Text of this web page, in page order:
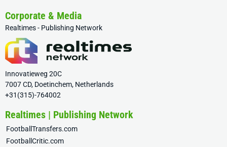
Corporate & Media
Realtimes - Publishing Network
Innovatieweg 20C
7007 CD, Doetinchem, Netherlands
+31(315)-764002
Realtimes | Publishing Network
FootballTransfers.com
FootballCritic.com